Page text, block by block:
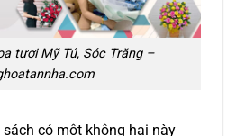
tươi Mỹ Tú, Sóc Trăng –
có một không hai này